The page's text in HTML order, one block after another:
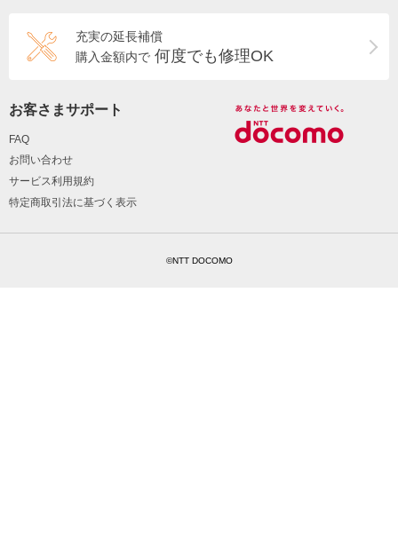
充実の延長補償
購入金額内で 何度でも修理OK
お客さまサポート
FAQ
お問い合わせ
サービス利用規約
特定商取引法に基づく表示
©NTT DOCOMO